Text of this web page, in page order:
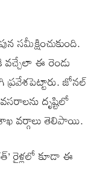
సమీక్షించుకుంది.
వచ్చేలా ఈ రెండు
ప్రవేశపెట్టారు. జోనల్
దృష్టిలో
శాఖ వర్గాలు తెలిపాయి.
రైళ్లలో కూడా ఈ